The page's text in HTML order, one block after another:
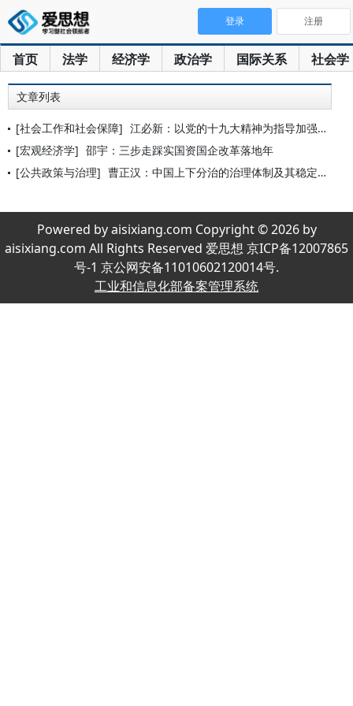
首页 法学 经济学 政治学 国际关系 社会学
登录 注册
文章列表
[社会工作和社会保障] 江必新：以党的十九大精神为指导加强和创新社会治理
[宏观经济学] 邵宇：三步走踩实国资国企改革落地年
[公共政策与治理] 曹正汉：中国上下分治的治理体制及其稳定机制
Powered by aisixiang.com Copyright © 2026 by
aisixiang.com All Rights Reserved 爱思想 京ICP备12007865
号-1 京公网安备11010602120014号.
工业和信息化部备案管理系统